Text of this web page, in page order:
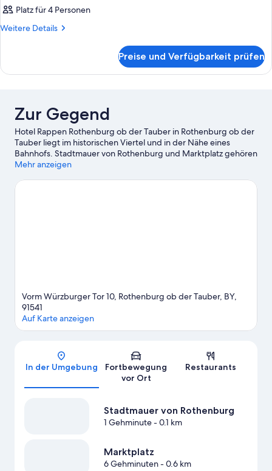
Platz für 4 Personen
Weitere Details
Weitere
Preise und Verfügbarkeit prüfen
Zur Gegend
Hotel Rappen Rothenburg ob der Tauber in Rothenburg ob der
Tauber liegt im historischen Viertel und in der Nähe eines
Bahnhofs. Stadtmauer von Rothenburg und Marktplatz gehören
zu den wichtigen Sehenswürdigkeiten. Wer auch die Natur der
Burggarten. Rothenburger Rathaus und Rothenburger Plönlein
Mehr anzeigen
Vorm Würzburger Tor 10, Rothenburg ob der Tauber, BY,
91541
Auf Karte anzeigen
In der Umgebung
Fortbewegung
vor Ort
Restaurants
Stadtmauer von Rothenburg
1 Gehminute- 0.1 km
Marktplatz
6 Gehminuten- 0.6 km